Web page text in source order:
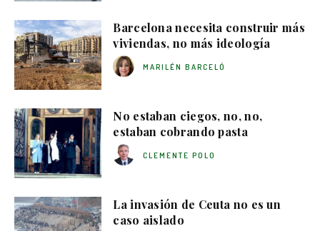
Barcelona necesita construir más
viviendas, no más ideología
MARILÉN BARCELÓ
No estaban ciegos, no, no,
estaban cobrando pasta
CLEMENTE POLO
La invasión de Ceuta no es un
caso aislado